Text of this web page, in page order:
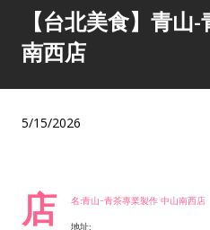
【台北美食】青山
南西店
5/15/2026
店 名:青山-青茶專業製作 中山南西店
地址: